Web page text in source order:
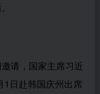
请，国家主席习近
1日赴韩国庆州出席